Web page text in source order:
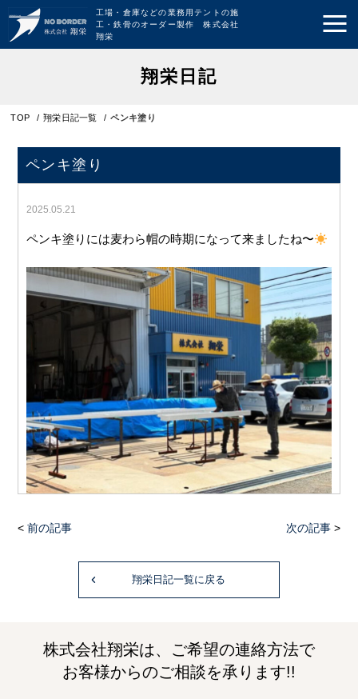
工場・倉庫などの業務用テントの施
工・鉄骨のオーダー製作 株式会社
翔栄
翔栄日記
TOP / 翔栄日記一覧 / ペンキ塗り
ペンキ塗り
2025.05.21
ペンキ塗りには麦わら帽の時期になって来ましたね〜
< 前の記事 次の記事 >
翔栄日記一覧に戻る
株式会社翔栄は、ご希望の連絡方法で
お客様からのご相談を承ります!!